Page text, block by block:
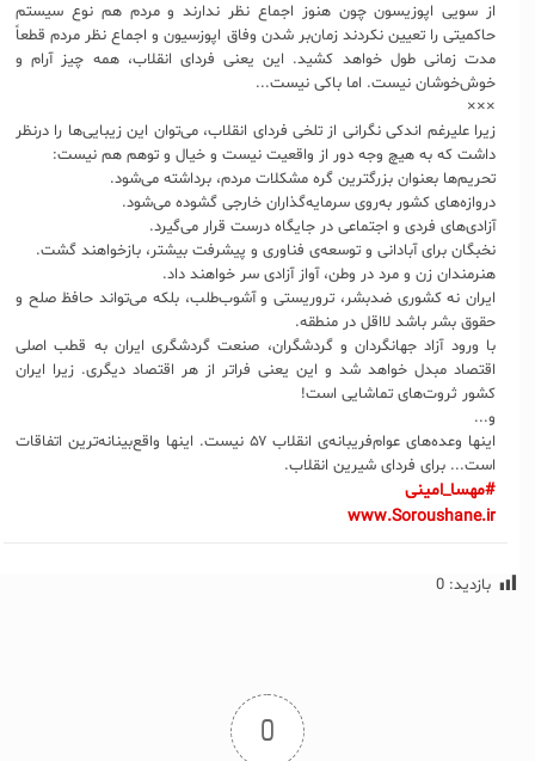
از سویی اپوزیسون چون هنوز اجماع نظر ندارند و مردم هم نوع سیستم
حاکمیتی را تعیین نکردند زمان‌بر شدن وفاق اپوزسیون و اجماع نظر مردم قطعاً
مدت زمانی طول خواهد کشید. این یعنی فردای انقلاب، همه چیز آرام و
خوش‌خوشان نیست. اما باکی نیست...
×××
زیرا علیرغم اندکی نگرانی از تلخی فردای انقلاب، می‌توان این زیبایی‌ها را درنظر
داشت که به هیچ وجه دور از واقعیت نیست و خیال و توهم هم نیست:
تحریم‌ها بعنوان بزرگترین گره مشکلات مردم، برداشته می‌شود.
دروازه‌های کشور به‌روی سرمایه‌گذاران خارجی گشوده می‌شود.
آزادی‌های فردی و اجتماعی در جایگاه درست قرار می‌گیرد.
نخبگان برای آبادانی و توسعه‌ی فناوری و پیشرفت بیشتر، بازخواهند گشت.
هنرمندان زن و مرد در وطن، آواز آزادی سر خواهند داد.
ایران نه کشوری ضدبشر، تروریستی و آشوب‌طلب، بلکه می‌تواند حافظ صلح و
حقوق بشر باشد لااقل در منطقه.
با ورود آزاد جهانگردان و گردشگران، صنعت گردشگری ایران به قطب اصلی
اقتصاد مبدل خواهد شد و این یعنی فراتر از هر اقتصاد دیگری. زیرا ایران
کشور ثروت‌های تماشایی است!
و...
اینها وعده‌های عوام‌فریبانه‌ی انقلاب ۵۷ نیست. اینها واقع‌بینانه‌ترین اتفاقات
است... برای فردای شیرین انقلاب.
#مهسا_امینی
www.Soroushane.ir
بازدید: 0
0